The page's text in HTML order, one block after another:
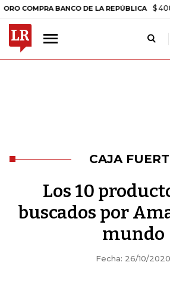
BANCO DE LA REPÚBLICA $ 408.498,97
CAJA
Los 10
buscados por
mundo
Fecha: 26/10/2020